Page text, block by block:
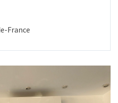
France